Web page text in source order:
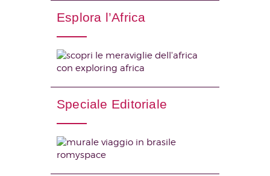
Esplora l’Africa
Speciale Editoriale